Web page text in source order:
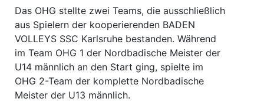
Das OHG stellte zwei Teams, die ausschließlich
aus Spielern der kooperierenden BADEN
VOLLEYS SSC Karlsruhe bestanden. Während
im Team OHG 1 der Nordbadische Meister der
U14 männlich an den Start ging, spielte im
OHG 2-Team der komplette Nordbadische
Meister der U13 männlich.